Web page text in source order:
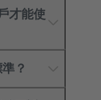
才能使
？